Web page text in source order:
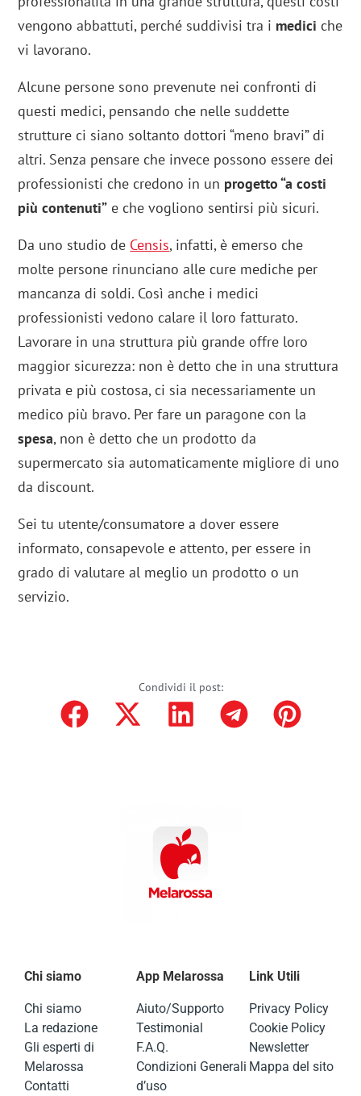
vengono abbattuti, perché suddivisi tra i medici che
vi lavorano.
Alcune persone sono prevenute nei confronti di
questi medici, pensando che nelle suddette
strutture ci siano soltanto dottori “meno bravi” di
altri. Senza pensare che invece possono essere dei
professionisti che credono in un progetto “a costi
più contenuti” e che vogliono sentirsi più sicuri.
Da uno studio de Censis, infatti, è emerso che
molte persone rinunciano alle cure mediche per
mancanza di soldi. Così anche i medici
professionisti vedono calare il loro fatturato.
Lavorare in una struttura più grande offre loro
maggior sicurezza: non è detto che in una struttura
privata e più costosa, ci sia necessariamente un
medico più bravo. Per fare un paragone con la
spesa, non è detto che un prodotto da
supermercato sia automaticamente migliore di uno
da discount.
Sei tu utente/consumatore a dover essere
informato, consapevole e attento, per essere in
grado di valutare al meglio un prodotto o un
servizio.
Condividi il post:
Chi siamo
Chi siamo
La redazione
Gli esperti di
Melarossa
Contatti
App Melarossa
Aiuto/Supporto
Testimonial
F.A.Q.
Condizioni Generali
d’uso
Link Utili
Privacy Policy
Cookie Policy
Newsletter
Mappa del sito